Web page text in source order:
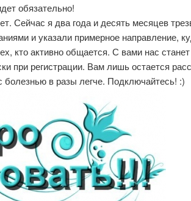
обязательно!
Сейчас я два года и десять месяцев
и указали примерное направление,
кто активно общается. С вами нас
при регистрации. Вам лишь остается
болезнью в разы легче. Подключайтесь! :)